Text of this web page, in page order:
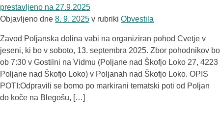
prestavljeno na 27.9.2025
Objavljeno dne 8. 9. 2025 v rubriki Obvestila
Zavod Poljanska dolina vabi na organiziran pohod Cvetje v
jeseni, ki bo v soboto, 13. septembra 2025. Zbor pohodnikov bo
ob 7:30 v Gostilni na Vidmu (Poljane nad Škofjo Loko 27, 4223
Poljane nad Škofjo Loko) v Poljanah nad Škofjo Loko. OPIS
POTI:Odpravili se bomo po markirani tematski poti od Poljan
do koče na Blegošu, […]